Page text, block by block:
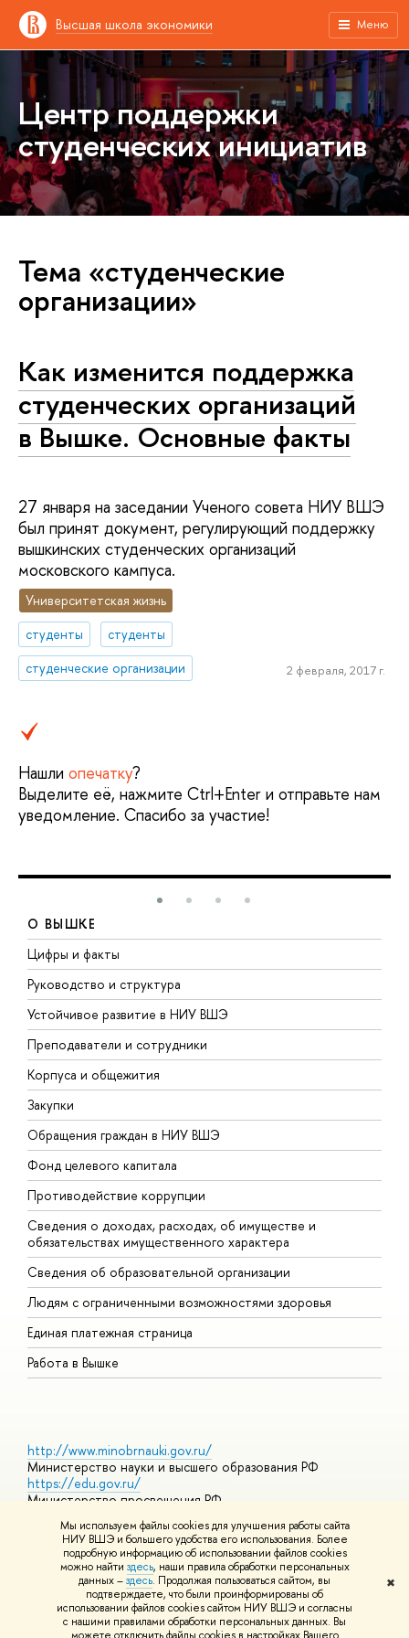
Мы используем файлы cookies для улучшения работы сайта
НИУ ВШЭ и большего удобства его использования. Более
подробную информацию об использовании файлов cookies
можно найти здесь, наши правила обработки персональных
данных –здесь. Продолжая пользоваться сайтом, вы
подтверждаете, что были проинформированы об
использовании файлов cookies сайтом НИУ ВШЭ и согласны
с нашими правилами обработки персональных данных. Вы
✖
Высшая школа экономики Меню
Центр поддержки
студенческих инициатив
Тема «студенческие
организации»
Как изменится поддержка
студенческих организаций
в Вышке. Основные факты
27 января на заседании Ученого совета НИУ ВШЭ
был принят документ, регулирующий поддержку
вышкинских студенческих организаций
московского кампуса.
Университетская жизнь
студенты
студенты
студенческие организации
2 февраля, 2017 г.
Нашли опечатку?
Выделите её, нажмите Ctrl+Enter и отправьте нам
уведомление. Спасибо за участие!
О ВЫШКЕ
Цифры и факты
Руководство и структура
Устойчивое развитие в НИУ ВШЭ
Преподаватели и сотрудники
Корпуса и общежития
Закупки
Обращения граждан в НИУ ВШЭ
Фонд целевого капитала
Противодействие коррупции
Сведения о доходах, расходах, об имуществе и
обязательствах имущественного характера
Сведения об образовательной организации
Людям с ограниченными возможностями здоровья
Единая платежная страница
Работа в Вышке
http://www.minobrnauki.gov.ru/
Министерство науки и высшего образования РФ
https://edu.gov.ru/
Министерство просвещения РФ
https://elearning.hse.ru/mooc
Массовые открытые онлайн-курсы
© НИУ ВШЭ 1993–2026 Адреса и контактыУсловия
использования материалов Политика конфиденциальности
Шрифты HSE Sans и HSE Slab разработаны вШколе дизайна НИУ